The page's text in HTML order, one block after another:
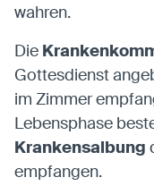
wahren.
Die
Gottesdienst
im Zimmer
Lebensphase
Krankensalbung
empfangen.